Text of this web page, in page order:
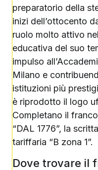
preparatorio della
inizi dell’ottocento
ruolo molto attivo
educativa del suo
impulso
Milano e
istituzioni più
è riprodotto il logo
Completano il
“DAL 1776”, la
tariffaria “B zona 1”.
Dove trovare il